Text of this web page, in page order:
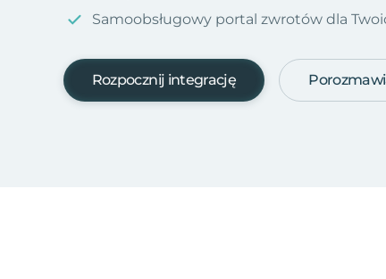
Samoobsługowy portal zwrotów dla
Rozpocznij integrację